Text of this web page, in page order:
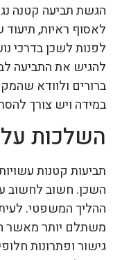
הגשת תביעה קטנה
לאסוף ראיות, תיעוד
לפנות לשכן בדרכי
להגיש את התביעה
ברורים ולוודא
במידה ויש צורך
השלכות
תביעות קטנות
השכן. חשוב לחשוב
ההליך המשפטי.
משתלם יותר מאשר
גישור ופתרונות